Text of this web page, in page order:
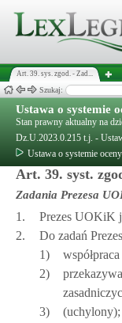
Art. 39. sys. zgod. - Zad...
Szukaj:
Ustawa o systemie
Stan prawny aktualny na
Dz.U.2023.0.215 t.j. -
Ustawa o systemie
Art. 39. syst.
Zadania Prezesa
1.
Prezes UOKiK
2.
Do zadań
1)
2)
3)
(uchylony);